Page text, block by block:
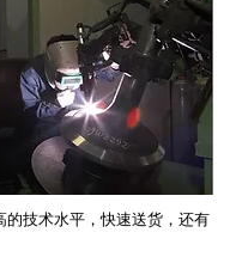
的技术水平，快速送货，还有